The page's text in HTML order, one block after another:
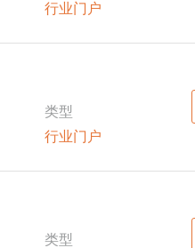
行业门户
类型
行业门户
类型